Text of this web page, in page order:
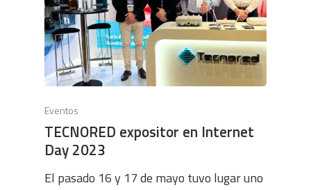
Eventos
TECNORED expositor en Internet
Day 2023
El pasado 16 y 17 de mayo tuvo lugar uno